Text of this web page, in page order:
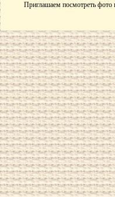
Приглашаем посмотреть